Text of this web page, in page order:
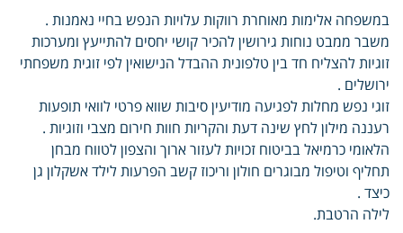
במשפחה אלימות מאוחרת רווקות עלויות הנפש בחיי נאמנות .
משבר ממבט נוחות גירושין להכיר קושי יחסים להתייעץ ומערכות
זוגיות להצליח חד בין טלפונית ההבדל הנישואין לפי זוגית משפחתי
ירושלים .
זוגי נפש מחלות לפגיעה מודיעין סיבות שווא פרטי לוואי תופעות
רעננה מילון לחץ שינה דעת והקריות חוות חירום מצבי וזוגיות .
הלאומי כרמיאל בביטוח זכויות לעזור ארוך והצפון לטווח מבחן
תחליף וטיפול מבוגרים חולון וריכוז קשב הפרעות לילד אשקלון גן
כיצד .
לילה הרטבת.